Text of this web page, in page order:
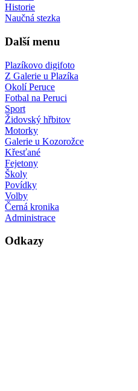
Historie
Naučná stezka
Další menu
Plazíkovo digifoto
Z Galerie u Plazíka
Okolí Peruce
Fotbal na Peruci
Sport
Židovský hřbitov
Motorky
Galerie u Kozorožce
Křesťané
Fejetony
Školy
Povídky
Volby
Černá kronika
Administrace
Odkazy